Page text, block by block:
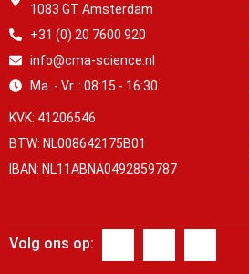
1083 GT Amsterdam
+31 (0) 20 7600 920
info@cma-science.nl
Ma. - Vr. : 08:15 - 16:30
KVK: 41206546
BTW: NL008642175B01
IBAN: NL11ABNA0492859787
Volg ons op: